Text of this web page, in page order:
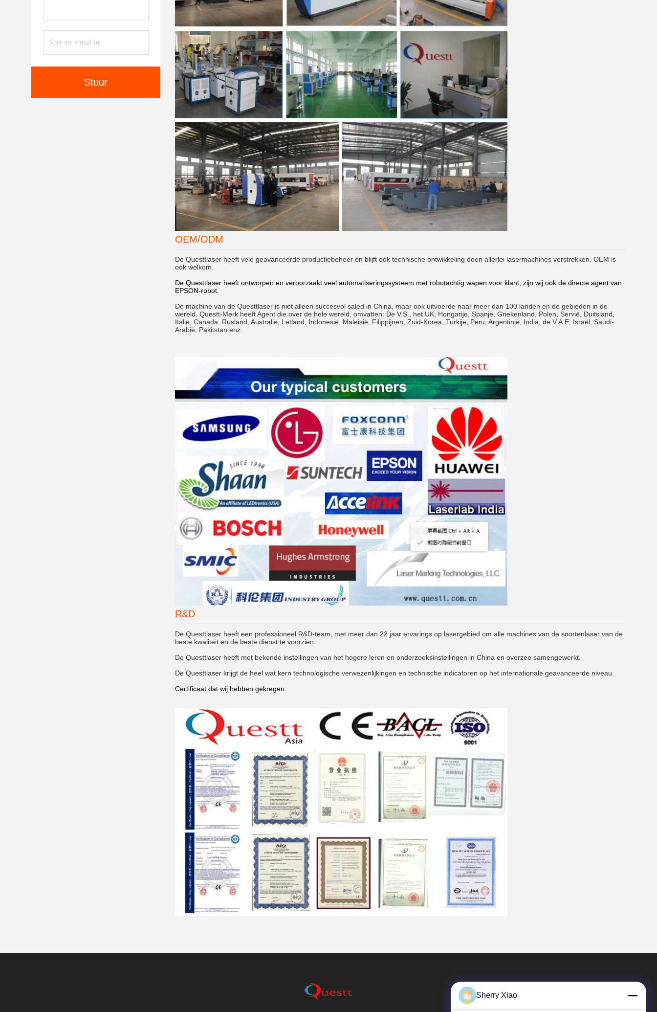
Stuur
OEM/ODM
De Questtlaser heeft vele geavanceerde productiebeheer en blijft ook technische ontwikkeling doen allerlei lasermachines verstrekken. OEM is
ook welkom.
De Questtlaser heeft ontworpen en veroorzaakt veel automatiseringssysteem met robotachtig wapen voor klant, zijn wij ook de directe agent van
EPSON-robot.
De machine van de Questtlaser is niet alleen succesvol saled in China, maar ook uitvoerde naar meer dan 100 landen en de gebieden in de
wereld, Questt-Merk heeft Agent die over de hele wereld, omvatten: De V.S., het UK, Hongarije, Spanje, Griekenland, Polen, Servië, Duitsland,
Italië, Canada, Rusland, Australië, Letland, Indonesië, Maleisië, Filippijnen, Zuid-Korea, Turkije, Peru, Argentinië, India, de V.A.E, Israël, Saudi-
Arabië, Pakitstan enz.
R&D
De Questtlaser heeft een professioneel R&D-team, met meer dan 22 jaar ervarings op lasergebied om alle machines van de soortenlaser van de
beste kwaliteit en de beste dienst te voorzien.
De Questtlaser heeft met bekende instellingen van het hogere leren en onderzoeksinstellingen in China en overzee samengewerkt.
De Questtlaser krijgt de heel wat kern technologische verwezenlijkingen en technische indicatoren op het internationale geavanceerde niveau.
Certificaat dat wij hebben gekregen:
Sherry Xiao